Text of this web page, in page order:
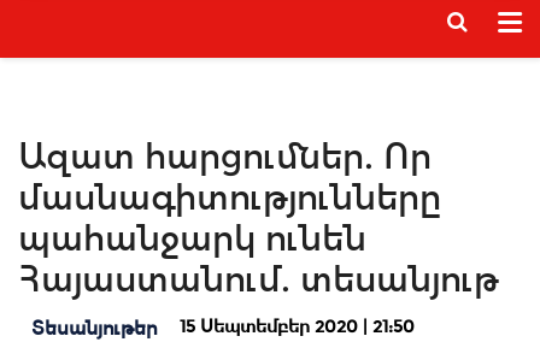
Ազատ հարցումներ. Որ
մասնագիտությունները
պահանջարկ ունեն
Հայաստանում. տեսանյութ
Տեսանյութեր 15 Սեպտեմբեր 2020 | 21:50